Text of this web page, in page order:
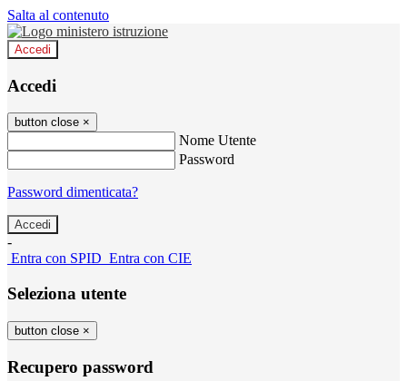
Salta al contenuto
Accedi
Accedi
button close ×
Nome Utente
Password
Password dimenticata?
-
Entra con SPID Entra con CIE
Seleziona utente
button close ×
Recupero password